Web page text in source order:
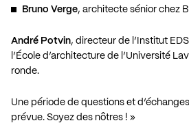
Bruno Verge, architecte sénior chez
André Potvin, directeur de l’Institut
l’École d’architecture de l’Université
ronde.
Une période de questions et
prévue. Soyez des nôtres ! »